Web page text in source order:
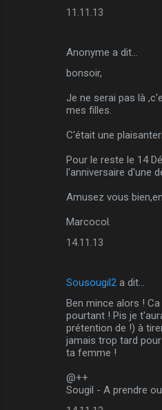
11.11.13
Anonyme a dit…
bonsoir,
Je ne serai pas là
mes filles.
C'était une
Pour le reste le 14
l'anniversaire d'une
Amusez vous
Marcocol.
14.11.13
Sousougil2 a dit…
Ben mince alors !
pourtant ! Pis je
prétention de !) à
jamais trop tard
ta femme !
@++
Sougil - A prendre